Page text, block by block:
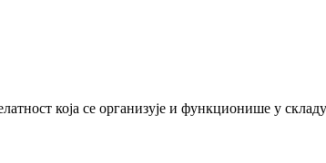
која се организује и функционише у